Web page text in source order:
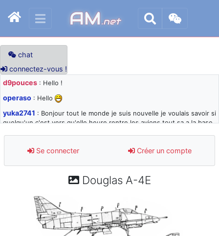
AM.net
chat
connectez-vous !
d9pouces : Hello !
operaso : Hello
yuka2741 : Bonjour tout le monde je suis nouvelle je voulais savoir si
quelqu'un c'est vers qu'elle heure rentre les avions tout sa a la base
d9pouces: désolé pour les quelques blocages du site ces derniers
jours : je teste des méthodes contre le spam et les bots trop nocifs
: Super, la nouvelle bannière
d9pouces: je suis un avion@,._,+ > lesquels ? je ne suis pas sûr de
comprendre
: ouakamois > si tu parles du sujet sur l'Armée de l'Air,
Se connecter Créer un compte
Douglas A-4E